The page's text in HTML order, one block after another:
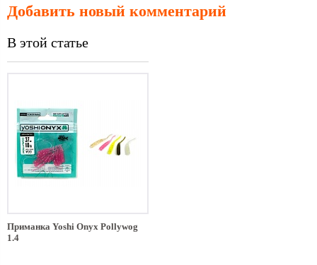
Добавить новый комментарий
В этой статье
Приманка Yoshi Onyx Pollywog
1.4